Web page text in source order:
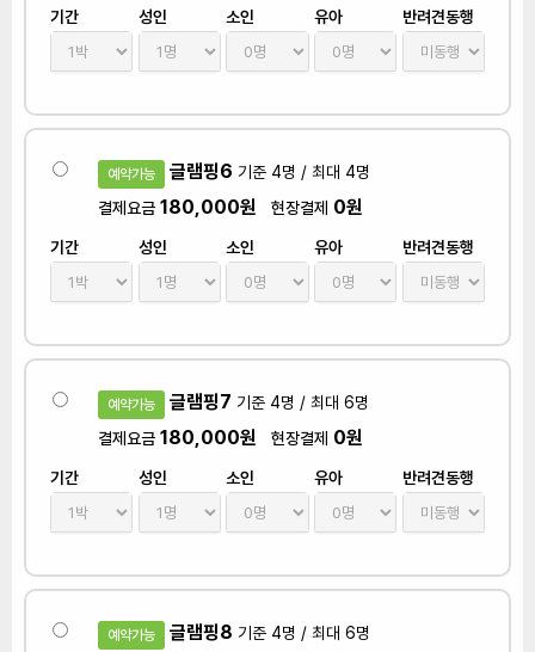
기간 성인 소인 유아 반려견동행
예약가능 글램핑6 기준 4명 / 최대 4명
결제요금 180,000원 현장결제 0원
기간 성인 소인 유아 반려견동행
예약가능 글램핑7 기준 4명 / 최대 6명
결제요금 180,000원 현장결제 0원
기간 성인 소인 유아 반려견동행
예약가능 글램핑8 기준 4명 / 최대 6명